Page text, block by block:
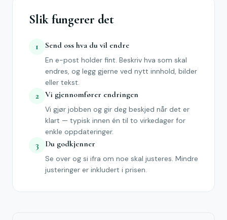
Slik fungerer det
1 Send oss hva du vil endre
En e-post holder fint. Beskriv hva som skal
endres, og legg gjerne ved nytt innhold, bilder
eller tekst.
2 Vi gjennomfører endringen
Vi gjør jobben og gir deg beskjed når det er
klart — typisk innen én til to virkedager for
enkle oppdateringer.
3 Du godkjenner
Se over og si ifra om noe skal justeres. Mindre
justeringer er inkludert i prisen.